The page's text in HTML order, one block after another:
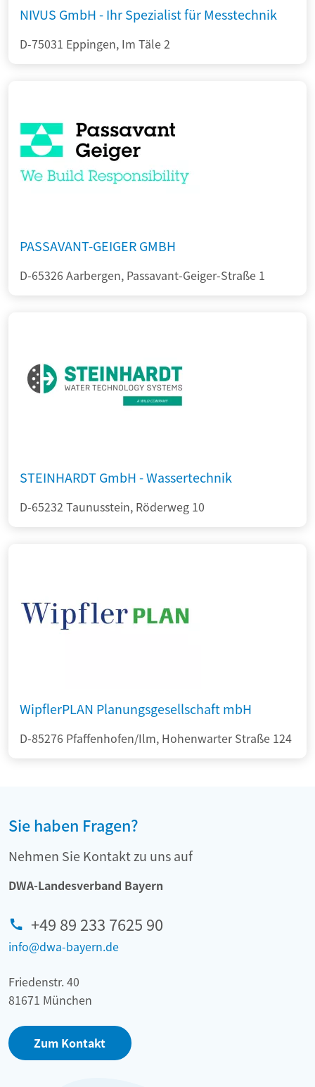
NIVUS GmbH - Ihr Spezialist für Messtechnik
D-75031 Eppingen, Im Täle 2
PASSAVANT-GEIGER GMBH
D-65326 Aarbergen, Passavant-Geiger-Straße 1
STEINHARDT GmbH - Wassertechnik
D-65232 Taunusstein, Röderweg 10
WipflerPLAN Planungsgesellschaft mbH
D-85276 Pfaffenhofen/Ilm, Hohenwarter Straße 124
Sie haben Fragen?
Nehmen Sie Kontakt zu uns auf
DWA-Landesverband Bayern
+49 89 233 7625 90
info@dwa-bayern.de
Friedenstr. 40
81671 München
Zum Kontakt